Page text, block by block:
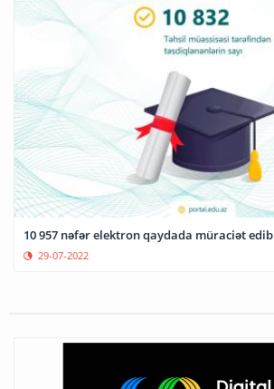
10 957 nəfər elektron qaydada müraciət edib
29-07-2022